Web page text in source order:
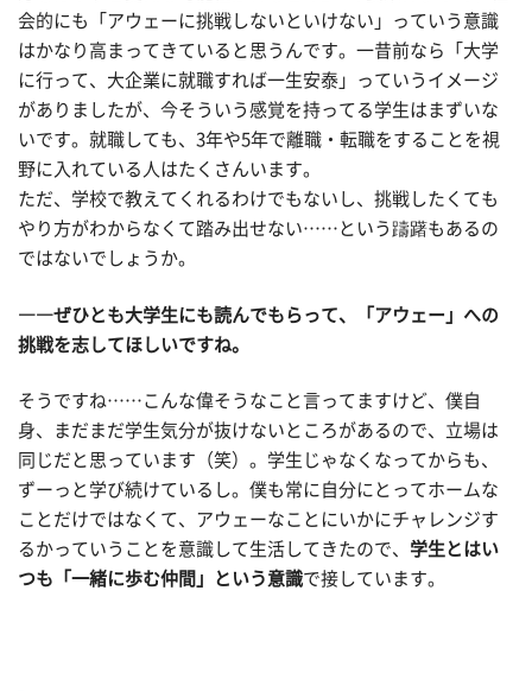
会的にも「アウェーに挑戦しないといけない」っていう意識
はかなり高まってきていると思うんです。一昔前なら「大学
に行って、大企業に就職すれば一生安泰」っていうイメージ
がありましたが、今そういう感覚を持ってる学生はまずいな
いです。就職しても、3年や5年で離職・転職をすることを視
野に入れている人はたくさんいます。
ただ、学校で教えてくれるわけでもないし、挑戦したくても
やり方がわからなくて踏み出せない……という躊躇もあるの
ではないでしょうか。
――ぜひとも大学生にも読んでもらって、「アウェー」への
挑戦を志してほしいですね。
そうですね……こんな偉そうなこと言ってますけど、僕自
身、まだまだ学生気分が抜けないところがあるので、立場は
同じだと思っています（笑）。学生じゃなくなってからも、
ずーっと学び続けているし。僕も常に自分にとってホームな
ことだけではなくて、アウェーなことにいかにチャレンジす
るかっていうことを意識して生活してきたので、 学生とはい
つも「一緒に歩む仲間」という意識で接しています。